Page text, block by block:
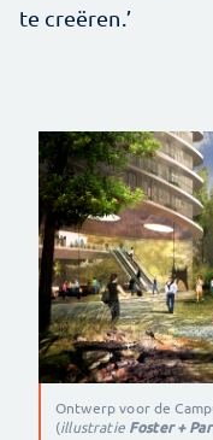
te creëren.’
Ontwerp voor de
(illustratie Foster +